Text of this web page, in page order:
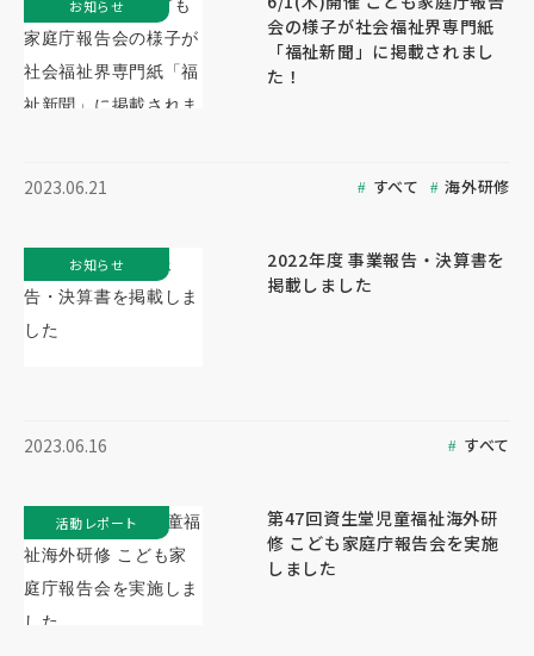
会の様子が社会福祉界専門紙
「福祉新聞」に掲載されまし
た！
2023.06.21 すべて 海外研修
お知らせ
2022年度 事業報告・決算書を
掲載しました
2023.06.16 すべて
お知らせ
第47回資生堂児童福祉海外研
修 こども家庭庁報告会を実施
しました
活動レポート